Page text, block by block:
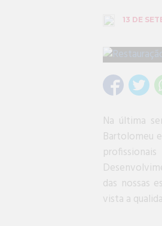
13 DE
Na última
Bartolomeu
das nossas
vista a